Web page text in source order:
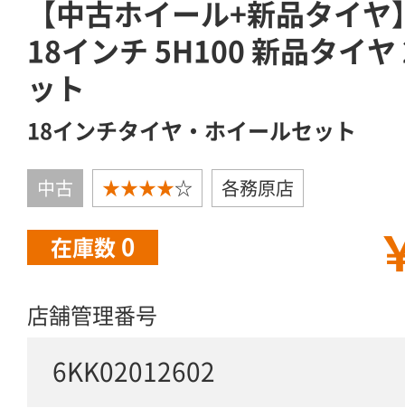
【中古ホイール+新品タイ
18インチ 5H100 新品タイ
ット
18インチタイヤ・ホイールセット
中古 ★★★★☆ 各務原店
在庫数 0
店舗管理番号
6KK02012602